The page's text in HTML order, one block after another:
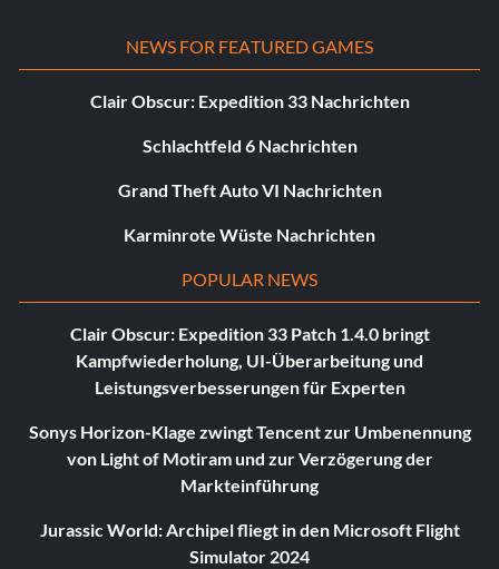
NEWS FOR FEATURED GAMES
Clair Obscur: Expedition 33 Nachrichten
Schlachtfeld 6 Nachrichten
Grand Theft Auto VI Nachrichten
Karminrote Wüste Nachrichten
POPULAR NEWS
Clair Obscur: Expedition 33 Patch 1.4.0 bringt
Kampfwiederholung, UI-Überarbeitung und
Leistungsverbesserungen für Experten
Sonys Horizon-Klage zwingt Tencent zur Umbenennung
von Light of Motiram und zur Verzögerung der
Markteinführung
Jurassic World: Archipel fliegt in den Microsoft Flight
Simulator 2024